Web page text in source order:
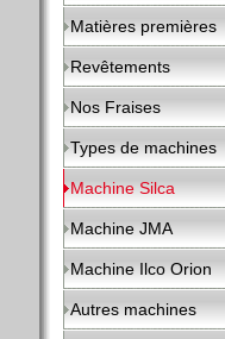
Matières premières
Revêtements
Nos Fraises
Types de machines
Machine Silca
Machine JMA
Machine Ilco Orion
Autres machines